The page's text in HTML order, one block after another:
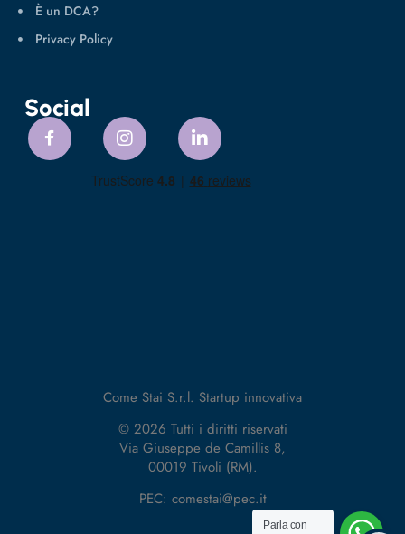
È un DCA?
Privacy Policy
Social
Come Stai S.r.l. Startup innovativa
© 2026 Tutti i diritti riservati
Via Giuseppe de Camillis 8,
00019 Tivoli (RM).
PEC: comestai@pec.it
Parla con